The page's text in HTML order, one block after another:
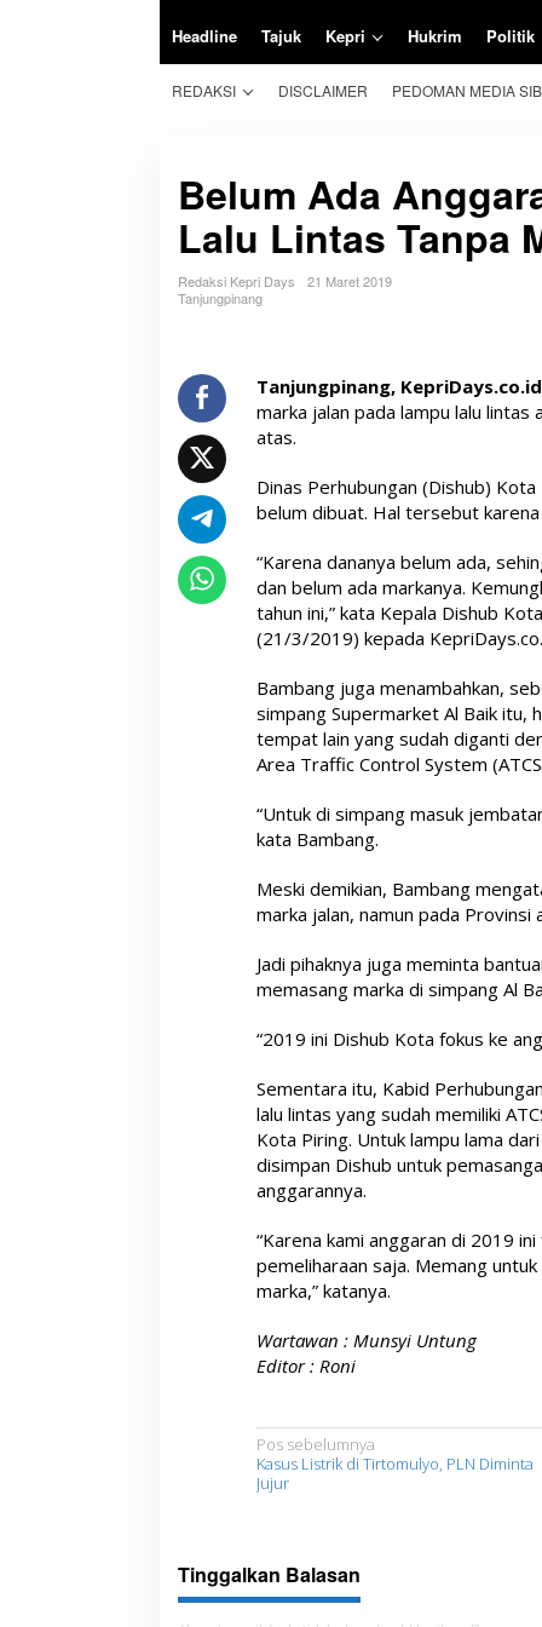
Headline Tajuk Kepri Hukrim Politik
REDAKSI DISCLAIMER PEDOMAN MEDIA
Belum Ada
Lalu Lintas Tanpa
Redaksi Kepri Days
21 Maret 2019
Tanjungpinang
Tanjungpinang, KepriDays.co.id
marka jalan pada lampu lalu
atas.
Dinas Perhubungan (Dishub)
belum dibuat. Hal tersebut
“Karena dananya belum ada,
dan belum ada markanya.
tahun ini,” kata Kepala Dishub
(21/3/2019) kepada
Bambang juga menambahkan,
simpang Supermarket Al Baik itu,
tempat lain yang sudah diganti
Area Traffic Control System
“Untuk di simpang masuk
kata Bambang.
Meski demikian, Bambang
marka jalan, namun pada Provinsi
Jadi pihaknya juga meminta
memasang marka di simpang Al
“2019 ini Dishub Kota fokus ke
Sementara itu, Kabid
lalu lintas yang sudah memiliki
Kota Piring. Untuk lampu lama
disimpan Dishub untuk
anggarannya.
“Karena kami anggaran di 2019
pemeliharaan saja. Memang
marka,” katanya.
Wartawan : Munsyi Untung
Editor : Roni
N
a
g
Pos sebelumnya
Kasus Listrik di Tirtomulyo, PLN Diminta
Jujur
Tinggalkan Balasan